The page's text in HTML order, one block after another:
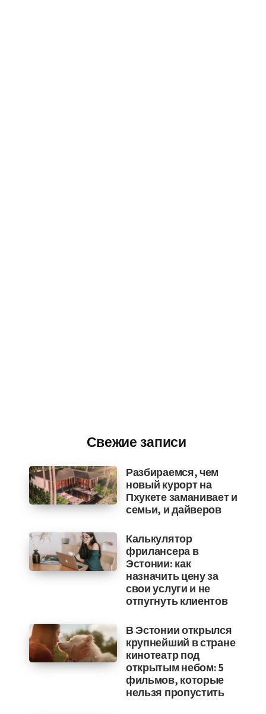
Свежие записи
Разбираемся, чем
новый курорт на
Пхукете заманивает и
семьи, и дайверов
Калькулятор
фрилансера в
Эстонии: как
назначить цену за
свои услуги и не
отпугнуть клиентов
В Эстонии открылся
крупнейший в стране
кинотеатр под
открытым небом: 5
фильмов, которые
нельзя пропустить